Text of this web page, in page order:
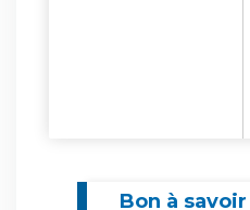
Bon à savoir